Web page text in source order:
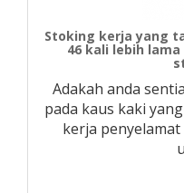
Stoking kerja yang
46 kali lebih
Adakah anda
pada kaus kaki
kerja